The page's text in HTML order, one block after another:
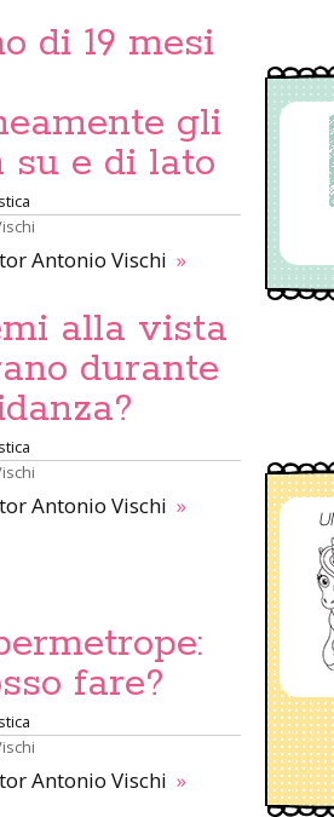
di 19 mesi
gli
su e di lato
Antonio Vischi »
alla vista
durante
Antonio Vischi »
fare?
Antonio Vischi »